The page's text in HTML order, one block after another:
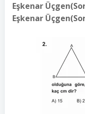
Eşkenar
Eşkenar